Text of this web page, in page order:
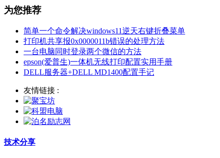
为您推荐
简单一个命令解决windows11逆天右键折叠菜单
打印机共享报0x0000011b错误的处理方法
一台电脑同时登录两个微信的方法
epson(爱普生)一体机无线打印配置实用手册
DELL服务器+DELL MD1400配置手记
友情链接 :
技术分享